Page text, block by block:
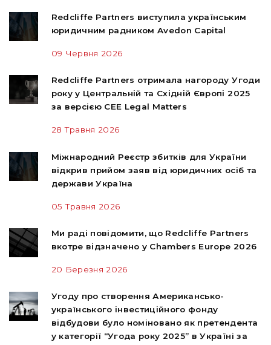
Redcliffe Partners виступила українським
юридичним радником Avedon Capital
09 Червня 2026
Redcliffe Partners отримала нагороду Угоди
року у Центральній та Східній Європі 2025
за версією CEE Legal Matters
28 Травня 2026
Міжнародний Реєстр збитків для України
відкрив прийом заяв від юридичних осіб та
держави Україна
05 Травня 2026
Ми раді повідомити, що Redcliffe Partners
вкотре відзначено у Chambers Europe 2026
20 Березня 2026
Угоду про створення Американсько-
українського інвестиційного фонду
відбудови було номіновано як претендента
у категорії “Угода року 2025” в Україні за